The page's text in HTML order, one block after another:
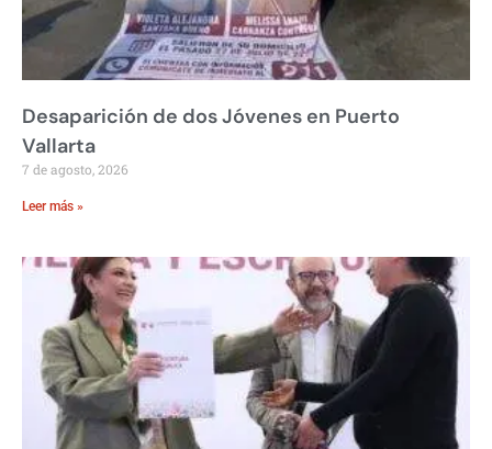
Desaparición de dos Jóvenes en Puerto
Vallarta
7 de agosto, 2026
Leer más »